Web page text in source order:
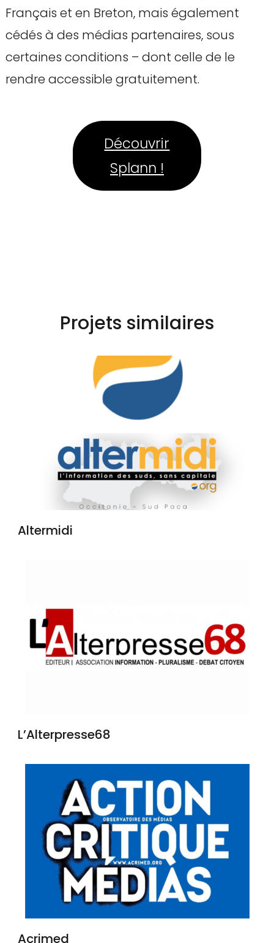
Français et en Breton, mais également
cédés à des médias partenaires, sous
certaines conditions – dont celle de le
rendre accessible gratuitement.
Découvrir
Splann !
Projets similaires
Altermidi
L’Alterpresse68
Acrimed